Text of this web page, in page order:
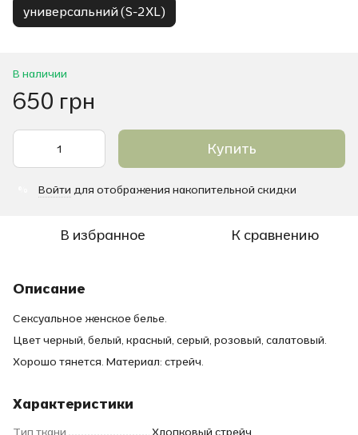
универсальний (S-2XL)
В наличии
650 грн
Купить
Войти для отображения накопительной скидки
В избранное К сравнению
Описание
Сексуальное женское белье.
Цвет черный, белый, красный, серый, розовый, салатовый.
Хорошо тянется. Материал: стрейч.
Характеристики
Тип ткани Хлопковый стрейч